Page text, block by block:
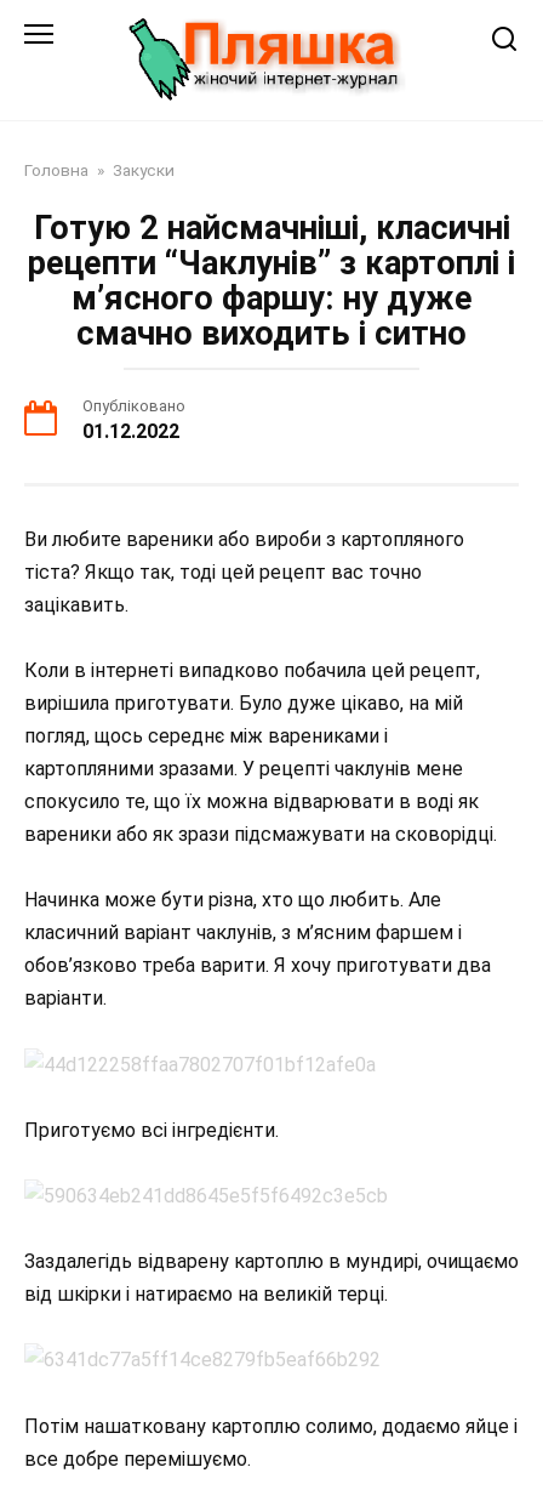
Головна » Закуски
Готую 2 найсмачніші, класичні
рецепти “Чаклунів” з картоплі і
м’ясного фаршу: ну дуже
смачно виходить і ситно
Опубліковано
01.12.2022
Ви любите вареники або вироби з картопляного
тіста? Якщо так, тоді цей рецепт вас точно
зацікавить.
Коли в інтернеті випадково побачила цей рецепт,
вирішила приготувати. Було дуже цікаво, на мій
погляд, щось середнє між варениками і
картопляними зразами. У рецепті чаклунів мене
спокусило те, що їх можна відварювати в воді як
вареники або як зрази підсмажувати на сковорідці.
Начинка може бути різна, хто що любить. Але
класичний варіант чаклунів, з м’ясним фаршем і
обов’язково треба варити. Я хочу приготувати два
варіанти.
Приготуємо всі інгредієнти.
Заздалегідь відварену картоплю в мундирі, очищаємо
від шкірки і натираємо на великій терці.
Потім нашатковану картоплю солимо, додаємо яйце і
все добре перемішуємо.